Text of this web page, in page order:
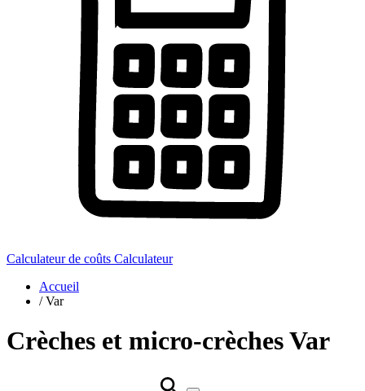
Calculateur de coûts Calculateur
Accueil
/ Var
Crèches et micro-crèches Var